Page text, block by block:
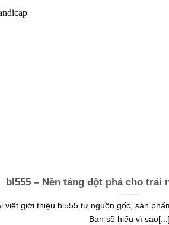
bl555 – Nền tảng đột phá cho trải
viết giới thiệu bl555 từ nguồn gốc, sản
Bạn sẽ hiểu vì sao[...]